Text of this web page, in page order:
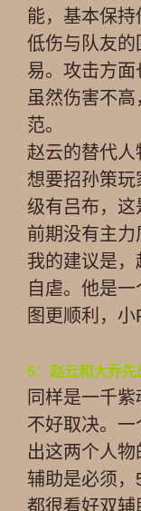
能，基本保
低伤与队友
易。攻击方面
虽然伤害不
范。
赵云的替代人
想要招孙策
级有吕布，这
前期没有主力
我的建议是
自虐。他是
图更顺利，小
5：赵云和大乔先
同样是一千
不好取决。
出这两个人
辅助是必须，
都很看好双辅